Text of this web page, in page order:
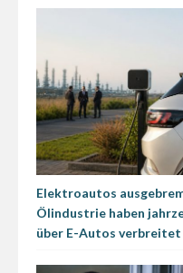
Elektroautos
Ölindustrie haben
über E-Autos verbreitet